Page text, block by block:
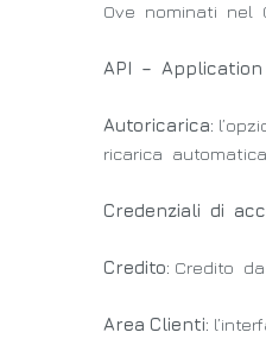
Ove nominati nel
API –
Autoricarica:
ricarica
Credenziali di
Credito: Credito
Area Clienti: